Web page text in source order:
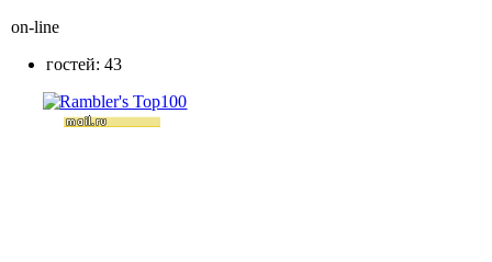
on-line
гостей: 43